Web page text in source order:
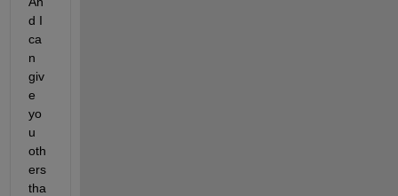
d I
ca
n
giv
e
yo
u
oth
ers
tha